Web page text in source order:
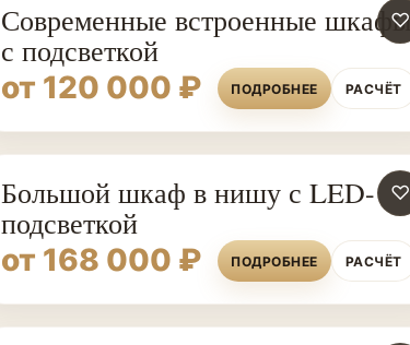
♡
Современные встроенные шкафы
с подсветкой
от 120 000 ₽
ПОДРОБНЕЕ РАСЧЁТ
♡
Большой шкаф в нишу с LED-
подсветкой
от 168 000 ₽
ПОДРОБНЕЕ РАСЧЁТ